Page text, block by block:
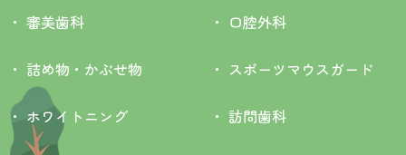
審美歯科
詰め物・かぶせ物
ホワイトニング
口腔外科
スポーツマウスガード
訪問歯科